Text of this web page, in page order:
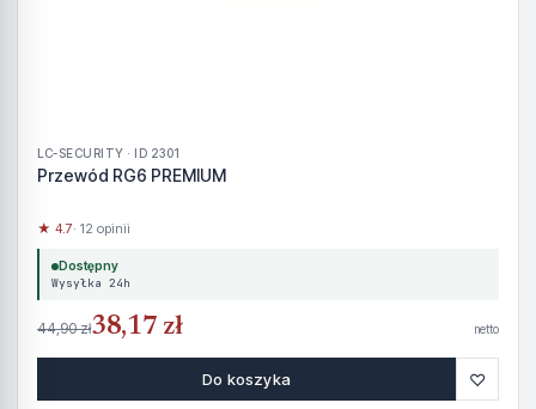
LC-SECURITY · ID 2301
Przewód RG6 PREMIUM
★ 4.7· 12 opinii
Dostępny
Wysyłka 24h
44,90 zł38,17 zł netto
Do koszyka ♡